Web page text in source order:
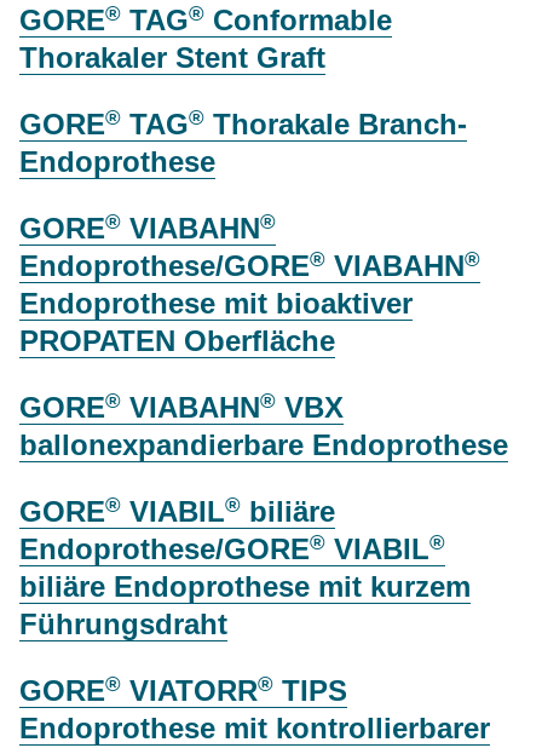
GORE® TAG® Conformable
Thorakaler Stent Graft
GORE® TAG® Thorakale Branch-
Endoprothese
GORE® VIABAHN®
Endoprothese/GORE® VIABAHN®
Endoprothese mit bioaktiver
PROPATEN Oberfläche
GORE® VIABAHN® VBX
ballonexpandierbare Endoprothese
GORE® VIABIL® biliäre
Endoprothese/GORE® VIABIL®
biliäre Endoprothese mit kurzem
Führungsdraht
GORE® VIATORR® TIPS
Endoprothese mit kontrollierbarer